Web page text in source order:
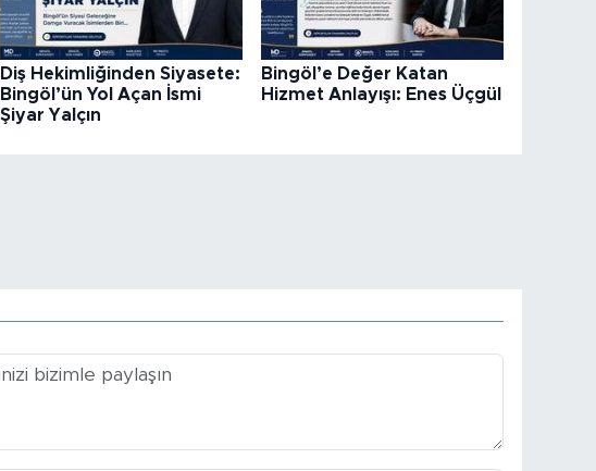
Diş Hekimliğinden Siyasete:
Bingöl’ün Yol Açan İsmi
Şiyar Yalçın
Bingöl’e Değer Katan
Hizmet Anlayışı: Enes Üçgül